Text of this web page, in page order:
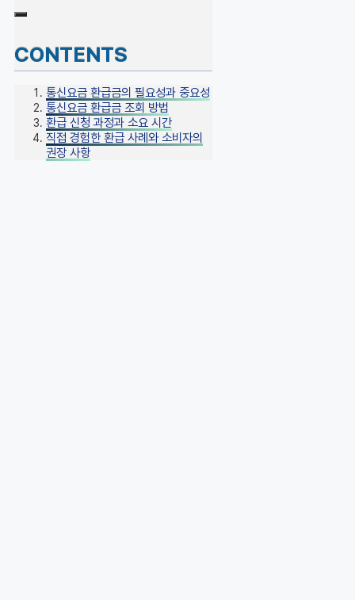
CONTENTS
통신요금 환급금의 필요성과 중요성
통신요금 환급금 조회 방법
환급 신청 과정과 소요 시간
직접 경험한 환급 사례와 소비자의
권장 사항